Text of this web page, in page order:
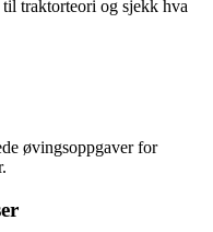
traktorteori og sjekk hva
øvingsoppgaver for